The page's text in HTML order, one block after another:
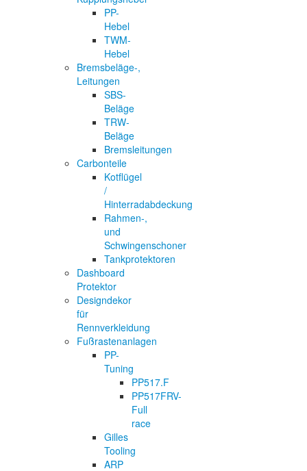
PP-
Hebel
TWM-
Hebel
Bremsbeläge-,
Leitungen
SBS-
Beläge
TRW-
Beläge
Bremsleitungen
Carbonteile
Kotflügel
/
Hinterradabdeckung
Rahmen-,
und
Schwingenschoner
Tankprotektoren
Dashboard
Protektor
Designdekor
für
Rennverkleidung
Fußrastenanlagen
PP-
Tuning
PP517.F
PP517FRV-
Full
race
Gilles
Tooling
ARP